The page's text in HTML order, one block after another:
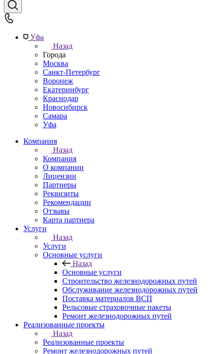
Уфа
Назад
Города
Москва
Санкт-Петербург
Воронеж
Екатеринбург
Краснодар
Новосибирск
Самара
Уфа
Компания
Назад
Компания
О компании
Лицензии
Партнеры
Реквизиты
Рекомендации
Отзывы
Карта партнера
Услуги
Назад
Услуги
Основные услуги
Назад
Основные услуги
Строительство железнодорожных путей
Обслуживание железнодорожных путей
Поставка материалов ВСП
Рельсовые страховочные пакеты
Ремонт железнодорожных путей
Реализованные проекты
Назад
Реализованные проекты
Ремонт железнодорожных путей